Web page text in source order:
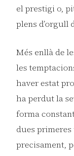
el prestigi o,
plens d’orgull
Més enllà de
les
haver estat
ha perdut la
forma
dues
precisament,